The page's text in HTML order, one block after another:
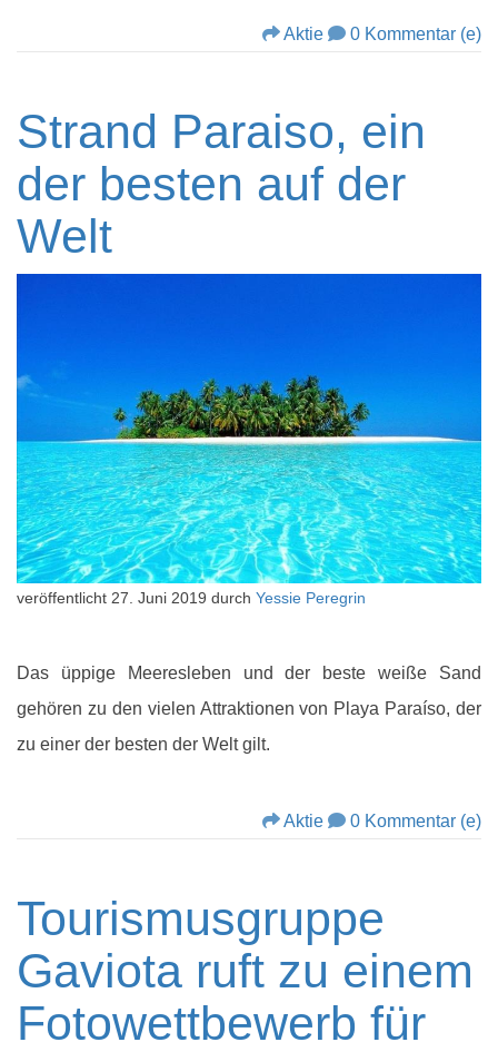
Aktie 0 Kommentar (e)
Strand Paraiso, ein
der besten auf der
Welt
veröffentlicht 27. Juni 2019 durch Yessie Peregrin
Das üppige Meeresleben und der beste weiße Sand
gehören zu den vielen Attraktionen von Playa Paraíso, der
zu einer der besten der Welt gilt.
Aktie 0 Kommentar (e)
Tourismusgruppe
Gaviota ruft zu einem
Fotowettbewerb für